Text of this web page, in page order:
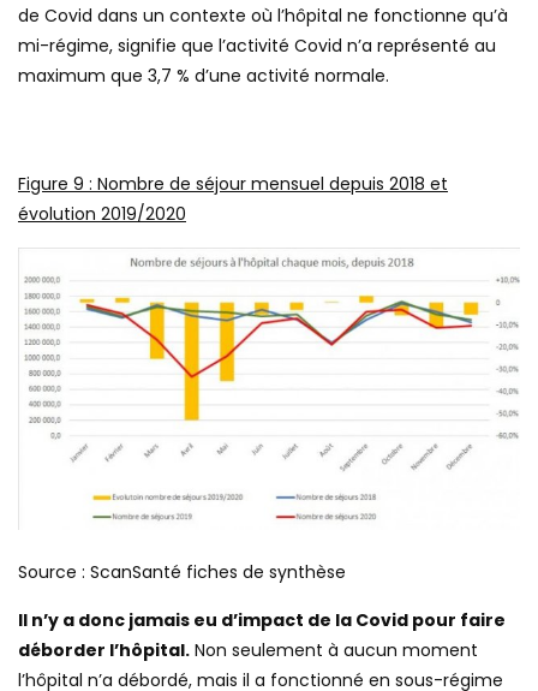
de Covid dans un contexte où l’hôpital ne fonctionne qu’à
mi-régime, signifie que l’activité Covid n’a représenté au
maximum que 3,7 % d’une activité normale.
Figure 9 : Nombre de séjour mensuel depuis 2018 et
évolution 2019/2020
Source : ScanSanté fiches de synthèse
Il n’y a donc jamais eu d’impact de la Covid pour faire
déborder l’hôpital. Non seulement à aucun moment
l’hôpital n’a débordé, mais il a fonctionné en sous-régime